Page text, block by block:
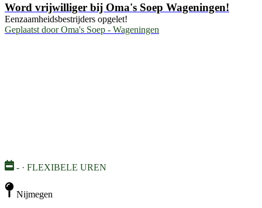
Word vrijwilliger bij Oma's Soep Wageningen!
Eenzaamheidsbestrijders opgelet!
Geplaatst door Oma's Soep - Wageningen
- · FLEXIBELE UREN
Nijmegen